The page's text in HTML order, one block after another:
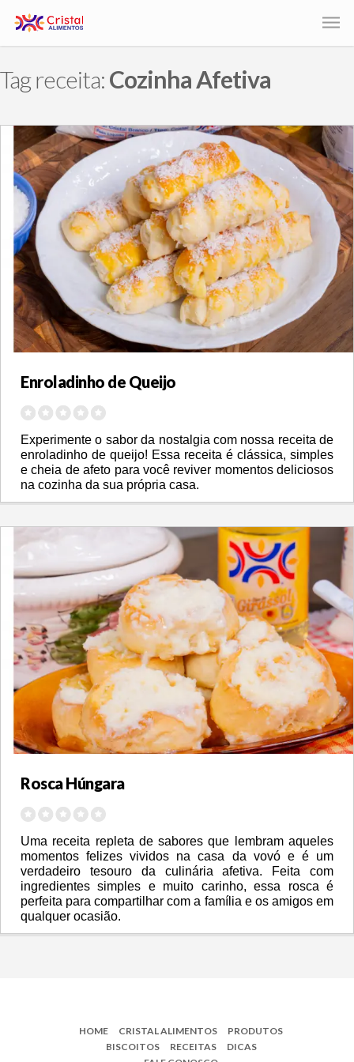
Tag receita:Cozinha Afetiva
Enroladinho de Queijo
Experimente o sabor da nostalgia com nossa receita de
enroladinho de queijo! Essa receita é clássica, simples
e cheia de afeto para você reviver momentos deliciosos
na cozinha da sua própria casa.
Rosca Húngara
Uma receita repleta de sabores que lembram aqueles
momentos felizes vividos na casa da vovó e é um
verdadeiro tesouro da culinária afetiva. Feita com
ingredientes simples e muito carinho, essa rosca é
perfeita para compartilhar com a família e os amigos em
qualquer ocasião.
HOME CRISTAL ALIMENTOS
PRODUTOS
BISCOITOS
RECEITAS
DICAS